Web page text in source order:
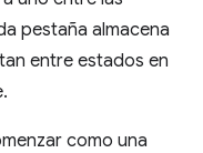
pestaña almacena
entre estados en
como una